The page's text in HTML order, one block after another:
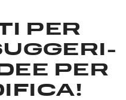
PER
PER